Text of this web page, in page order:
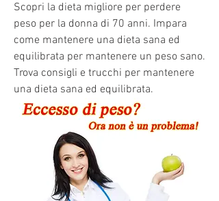
Scopri la dieta migliore per perdere
peso per la donna di 70 anni. Impara
come mantenere una dieta sana ed
equilibrata per mantenere un peso sano.
Trova consigli e trucchi per mantenere
una dieta sana ed equilibrata.